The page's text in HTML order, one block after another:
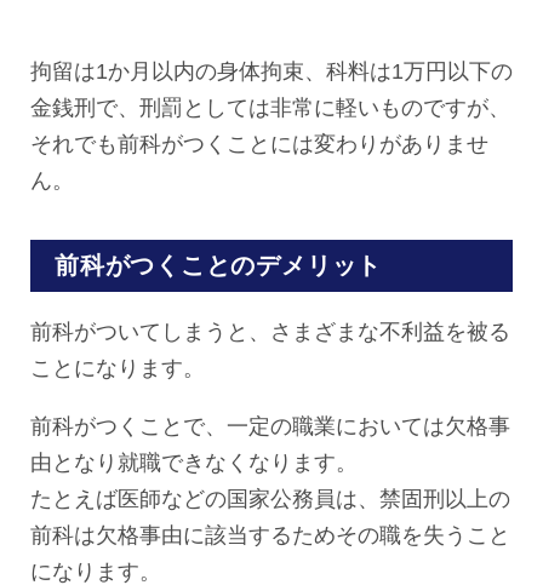
拘留は1か月以内の身体拘束、科料は1万円以下の
金銭刑で、刑罰としては非常に軽いものですが、
それでも前科がつくことには変わりがありませ
ん。
前科がつくことのデメリット
前科がついてしまうと、さまざまな不利益を被る
ことになります。
前科がつくことで、一定の職業においては欠格事
由となり就職できなくなります。
たとえば医師などの国家公務員は、禁固刑以上の
前科は欠格事由に該当するためその職を失うこと
になります。